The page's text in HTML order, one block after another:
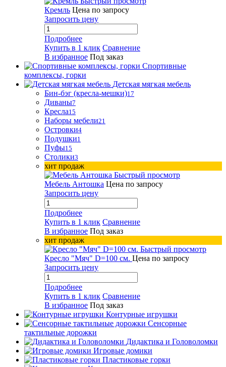
Кремль Цена по запросу
Запросить цену
Подробнее
Купить в 1 клик Сравнение
В избранное Под заказ
Спортивные
комплексы, горки
Детская мягкая мебель
Бин-бэг (кресла-мешки)17
Диваны7
Кресла15
Наборы мебели21
Островки4
Подушки1
Пуфы15
Столики3
хит продаж
Быстрый просмотр
Мебель Антошка Цена по запросу
Запросить цену
Подробнее
Купить в 1 клик Сравнение
В избранное Под заказ
хит продаж
Быстрый просмотр
Кресло "Мяч" D=100 см. Цена по запросу
Запросить цену
Подробнее
Купить в 1 клик Сравнение
В избранное Под заказ
Контурные игрушки
Сенсорные
тактильные дорожки
Дидактика и Головоломки
Игровые домики
Пластиковые горки